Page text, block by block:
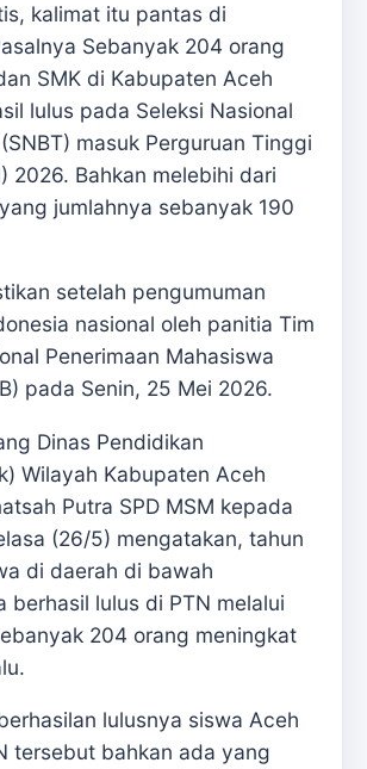
kalimat itu pantas di
Sebanyak 204 orang
SMK di Kabupaten Aceh
lulus pada Seleksi Nasional
masuk Perguruan Tinggi
2026. Bahkan melebihi dari
jumlahnya sebanyak 190
setelah pengumuman
nasional oleh panitia Tim
Penerimaan Mahasiswa
pada Senin, 25 Mei 2026.
Dinas Pendidikan
Wilayah Kabupaten Aceh
Putra SPD MSM kepada
(26/5) mengatakan, tahun
di daerah di bawah
berhasil lulus di PTN melalui
204 orang meningkat
lulusnya siswa Aceh
tersebut bahkan ada yang